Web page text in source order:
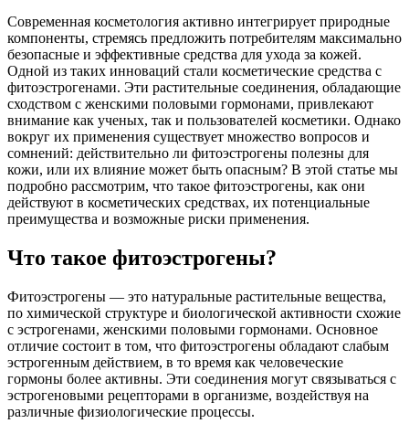
Современная косметология активно интегрирует природные
компоненты, стремясь предложить потребителям максимально
безопасные и эффективные средства для ухода за кожей.
Одной из таких инноваций стали косметические средства с
фитоэстрогенами. Эти растительные соединения, обладающие
сходством с женскими половыми гормонами, привлекают
внимание как ученых, так и пользователей косметики. Однако
вокруг их применения существует множество вопросов и
сомнений: действительно ли фитоэстрогены полезны для
кожи, или их влияние может быть опасным? В этой статье мы
подробно рассмотрим, что такое фитоэстрогены, как они
действуют в косметических средствах, их потенциальные
преимущества и возможные риски применения.
Что такое фитоэстрогены?
Фитоэстрогены — это натуральные растительные вещества,
по химической структуре и биологической активности схожие
с эстрогенами, женскими половыми гормонами. Основное
отличие состоит в том, что фитоэстрогены обладают слабым
эстрогенным действием, в то время как человеческие
гормоны более активны. Эти соединения могут связываться с
эстрогеновыми рецепторами в организме, воздействуя на
различные физиологические процессы.